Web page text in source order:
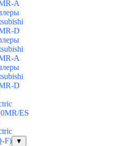
A
D
A
D
ES
F)
▼